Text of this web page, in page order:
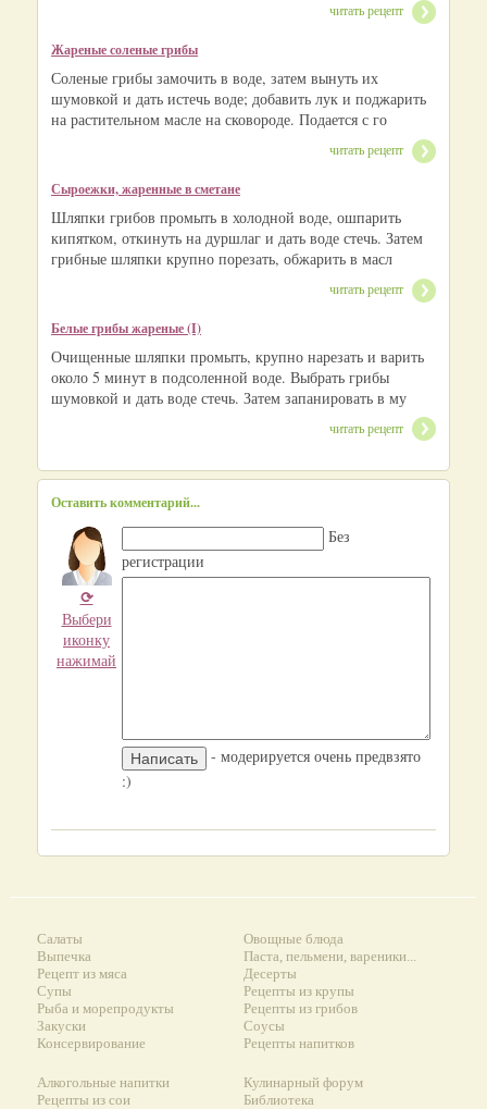
читать рецепт
Жареные соленые грибы
Соленые грибы замочить в воде, затем вынуть их
шумовкой и дать истечь воде; добавить лук и поджарить
на растительном масле на сковороде. Подается с го
читать рецепт
Сыроежки, жаренные в сметане
Шляпки грибов промыть в холодной воде, ошпарить
кипятком, откинуть на дуршлаг и дать воде стечь. Затем
грибные шляпки крупно порезать, обжарить в масл
читать рецепт
Белые грибы жареные (I)
Очищенные шляпки промыть, крупно нарезать и варить
около 5 минут в подсоленной воде. Выбрать грибы
шумовкой и дать воде стечь. Затем запанировать в му
читать рецепт
Оставить комментарий...
⟳
Выбери
иконку
нажимай
Без
регистрации
- модерируется очень предвзято
:)
Салаты
Выпечка
Рецепт из мяса
Супы
Рыба и морепродукты
Закуски
Консервирование
Овощные блюда
Паста, пельмени, вареники...
Десерты
Рецепты из крупы
Рецепты из грибов
Соусы
Рецепты напитков
Алкогольные напитки
Рецепты из сои
Кулинарный форум
Библиотека